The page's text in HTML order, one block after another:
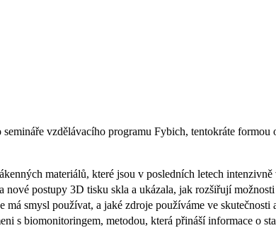
vzdělávacího programu Fybich, tentokráte
materiálů, které jsou v posledních letech
postupy 3D tisku skla a ukázala, jak rozšiřují
smysl používat, a jaké zdroje používáme ve
s biomonitoringem, metodou, která přináší informace o